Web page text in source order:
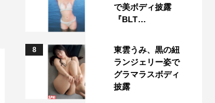
で美ボディ披露
『BLT…
8
東雲うみ、黒の紐
ランジェリー姿で
グラマラスボディ
披露